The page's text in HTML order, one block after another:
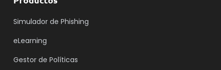
Simulador de Phishing
eLearning
Gestor de Políticas